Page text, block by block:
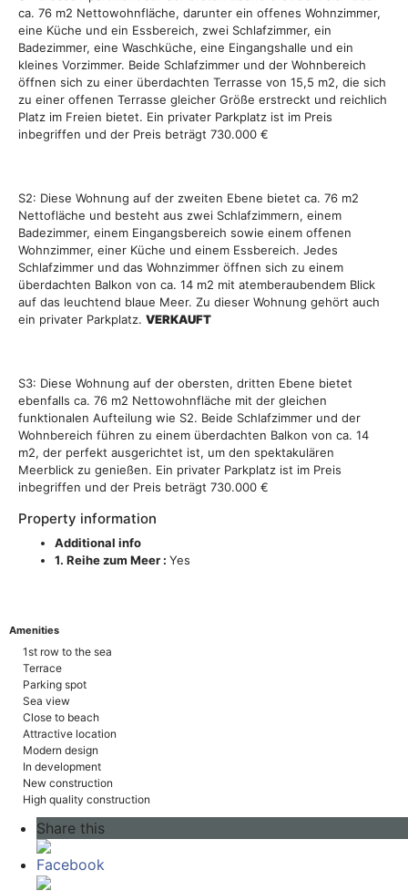
ca. 76 m2 Nettowohnfläche, darunter ein offenes Wohnzimmer,
eine Küche und ein Essbereich, zwei Schlafzimmer, ein
Badezimmer, eine Waschküche, eine Eingangshalle und ein
kleines Vorzimmer. Beide Schlafzimmer und der Wohnbereich
öffnen sich zu einer überdachten Terrasse von 15,5 m2, die sich
zu einer offenen Terrasse gleicher Größe erstreckt und reichlich
Platz im Freien bietet. Ein privater Parkplatz ist im Preis
inbegriffen und der Preis beträgt 730.000 €
S2: Diese Wohnung auf der zweiten Ebene bietet ca. 76 m2
Nettofläche und besteht aus zwei Schlafzimmern, einem
Badezimmer, einem Eingangsbereich sowie einem offenen
Wohnzimmer, einer Küche und einem Essbereich. Jedes
Schlafzimmer und das Wohnzimmer öffnen sich zu einem
überdachten Balkon von ca. 14 m2 mit atemberaubendem Blick
auf das leuchtend blaue Meer. Zu dieser Wohnung gehört auch
ein privater Parkplatz. VERKAUFT
S3: Diese Wohnung auf der obersten, dritten Ebene bietet
ebenfalls ca. 76 m2 Nettowohnfläche mit der gleichen
funktionalen Aufteilung wie S2. Beide Schlafzimmer und der
Wohnbereich führen zu einem überdachten Balkon von ca. 14
m2, der perfekt ausgerichtet ist, um den spektakulären
Meerblick zu genießen. Ein privater Parkplatz ist im Preis
inbegriffen und der Preis beträgt 730.000 €
Property information
Additional info
1. Reihe zum Meer : Yes
Amenities
1st row to the sea
Terrace
Parking spot
Sea view
Close to beach
Attractive location
Modern design
In development
New construction
High quality construction
Share this
Facebook